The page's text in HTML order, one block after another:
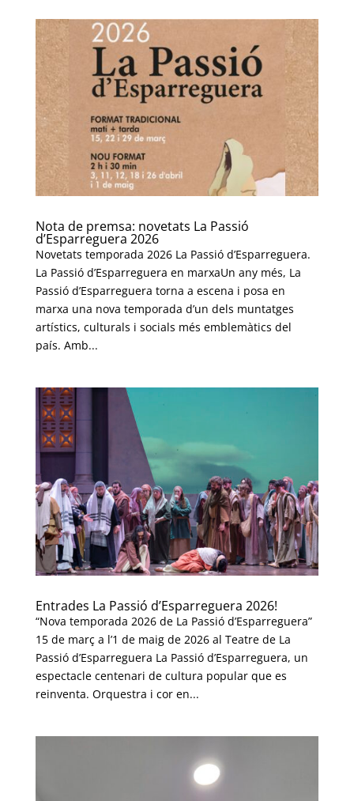
Nota de premsa: novetats La Passió
d’Esparreguera 2026
Novetats temporada 2026 La Passió d’Esparreguera.
La Passió d’Esparreguera en marxaUn any més, La
Passió d’Esparreguera torna a escena i posa en
marxa una nova temporada d’un dels muntatges
artístics, culturals i socials més emblemàtics del
país. Amb...
Entrades La Passió d’Esparreguera 2026!
“Nova temporada 2026 de La Passió d’Esparreguera”
15 de març a l’1 de maig de 2026 al Teatre de La
Passió d’Esparreguera La Passió d’Esparreguera, un
espectacle centenari de cultura popular que es
reinventa. Orquestra i cor en...